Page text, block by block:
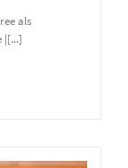
als
|[...]